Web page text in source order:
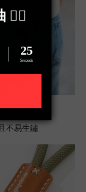
不易生鏽